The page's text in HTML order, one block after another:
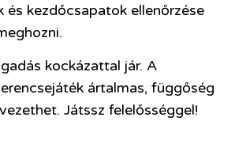
és kezdőcsapatok ellenőrzése
kockázattal jár. A
ártalmas, függőség
Játssz felelősséggel!